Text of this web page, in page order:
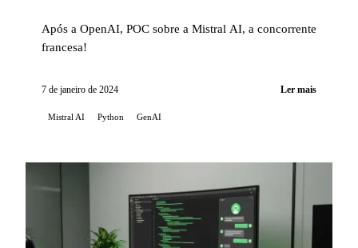
Após a OpenAI, POC sobre a Mistral AI, a concorrente
francesa!
7 de janeiro de 2024 Ler mais
Mistral AI Python GenAI